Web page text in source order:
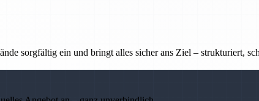
sorgfältig ein und bringt alles sicher ans Ziel – strukturiert,